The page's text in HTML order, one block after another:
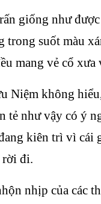
giống như
trong suốt màu
mang vẻ cổ xưa
Niệm không
tẻ như vậy có ý
kiên trì vì cái
rời đi.
nhịp của các